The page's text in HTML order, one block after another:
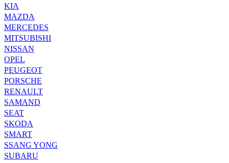
KIA
MAZDA
MERCEDES
MITSUBISHI
NISSAN
OPEL
PEUGEOT
PORSCHE
RENAULT
SAMAND
SEAT
SKODA
SMART
SSANG YONG
SUBARU